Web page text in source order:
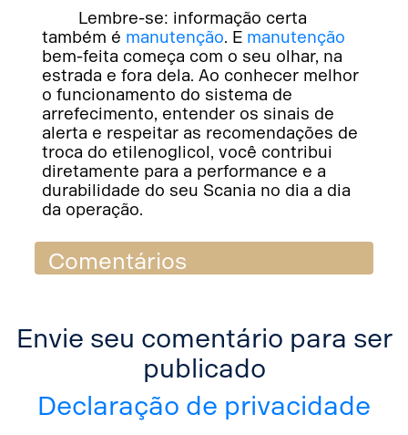
Lembre-se: informação certa
também é manutenção. E manutenção
bem-feita começa com o seu olhar, na
estrada e fora dela. Ao conhecer melhor
o funcionamento do sistema de
arrefecimento, entender os sinais de
alerta e respeitar as recomendações de
troca do etilenoglicol, você contribui
diretamente para a performance e a
durabilidade do seu Scania no dia a dia
da operação.
Comentários
Envie seu comentário para ser
publicado
Declaração de privacidade